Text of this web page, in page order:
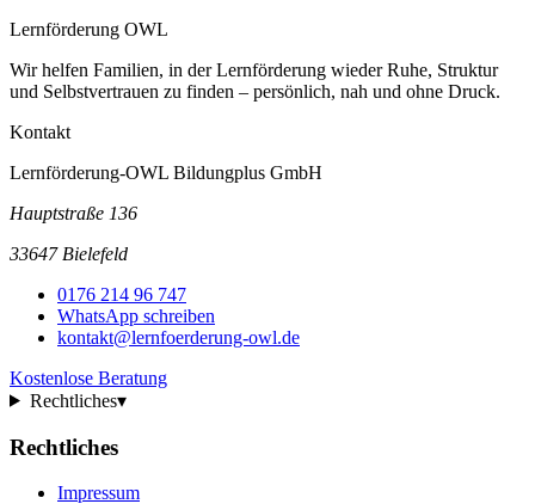
Lernförderung OWL
Wir helfen Familien, in der Lernförderung wieder Ruhe, Struktur
und Selbstvertrauen zu finden – persönlich, nah und ohne Druck.
Kontakt
Lernförderung-OWL Bildungplus GmbH
Hauptstraße 136
33647 Bielefeld
0176 214 96 747
WhatsApp schreiben
kontakt@lernfoerderung-owl.de
Kostenlose Beratung
Rechtliches▾
Rechtliches
Impressum